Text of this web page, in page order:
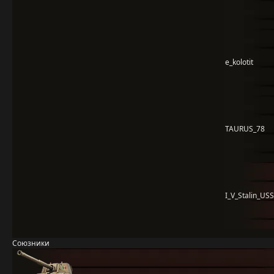
e_kolotit
TAURUS_78
Союзники